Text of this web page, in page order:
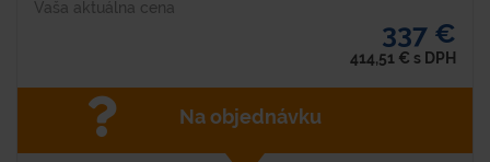
Vaša aktuálna cena
337 €
414,51 € s DPH
Na objednávku